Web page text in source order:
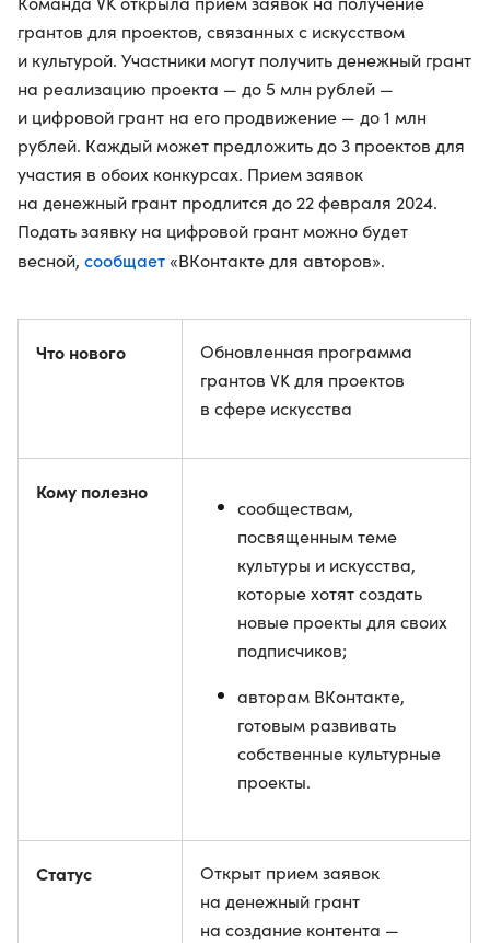
грантов для проектов, связанных с искусством
и культурой. Участники могут получить денежный грант
на реализацию проекта — до 5 млн рублей —
и цифровой грант на его продвижение — до 1 млн
рублей. Каждый может предложить до 3 проектов для
участия в обоих конкурсах. Прием заявок
на денежный грант продлится до 22 февраля 2024.
Подать заявку на цифровой грант можно будет
весной, сообщает «ВКонтакте для авторов».
Что нового
Обновленная программа
грантов VK для проектов
в сфере искусства
Кому полезно
сообществам,
посвященным теме
культуры и искусства,
которые хотят создать
новые проекты для своих
подписчиков;
авторам ВКонтакте,
готовым развивать
собственные культурные
проекты.
Статус
Открыт прием заявок
на денежный грант
на создание контента —